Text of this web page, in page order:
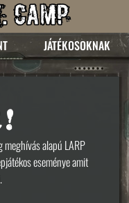
JÁTÉKOSOKNAK
meghívás alapú LARP
eseménye amit